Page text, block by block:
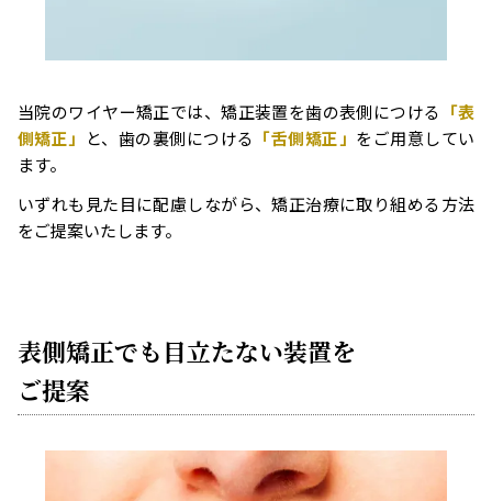
当院のワイヤー矯正では、矯正装置を歯の表側につける 「表
側矯正」
と、歯の裏側につける 「舌側矯正」 をご用意してい
ます。
いずれも見た目に配慮しながら、矯正治療に取り組める方法
をご提案いたします。
表側矯正でも目立たない装置を
ご提案